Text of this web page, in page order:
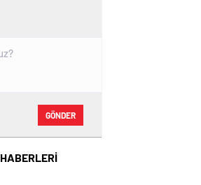
GÖNDER
HABERLERİ